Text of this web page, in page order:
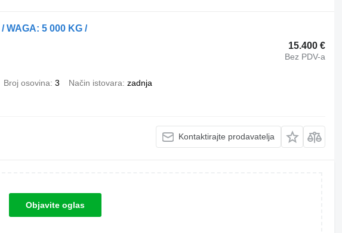
WAGA: 5 000 KG /
15.400 €
Bez PDV-a
Broj osovina 3 Način istovara zadnja
Kontaktirajte prodavatelja
Objavite oglas